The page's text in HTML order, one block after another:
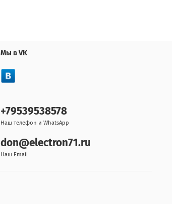
Мы в VK
+79539538578
Наш телефон и WhatsApp
don@electron71.ru
Наш Email